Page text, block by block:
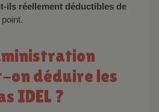
ils réellement déductibles de
on déduire les
IDEL ?